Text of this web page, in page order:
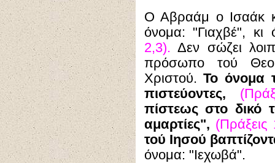
Ο Αβραάμ ο Ισαάκ
όνομα: "Γιαχβέ",
2,3). Δεν σώζει
πρόσωπο τού
Χριστού.Το όνομα
πιστεύοντες,
πίστεως στο δικό
αμαρτίες", (Πράξεις
τού Ιησού
όνομα: "Ιεχωβά".